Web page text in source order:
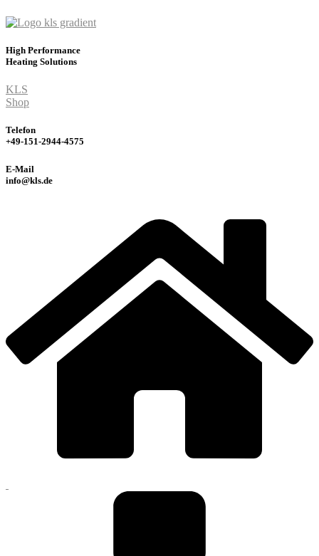
High Performance
Heating Solutions
KLS
Shop
Telefon
+49-151-2944-4575
E-Mail
info@kls.de